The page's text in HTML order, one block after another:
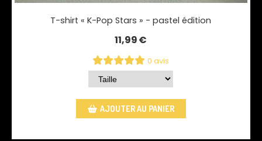
T-shirt « K-Pop Stars » - pastel édition
11,99€
0 avis
AJOUTER AU PANIER